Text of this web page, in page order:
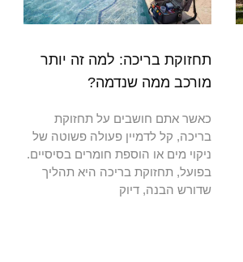
תחזוקת בריכה: למה זה יותר
מורכב ממה שנדמה?
כאשר אתם חושבים על תחזוקת
בריכה, קל לדמיין פעולה פשוטה של
ניקוי מים או הוספת חומרים בסיסיים.
בפועל, תחזוקת בריכה היא תהליך
שדורש הבנה, דיוק